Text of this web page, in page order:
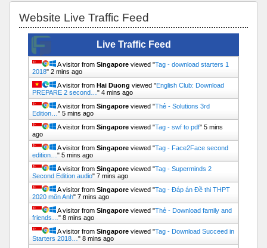
Website Live Traffic Feed
Live Traffic Feed
A visitor from Singapore viewed "Tag - download starters 1
2018" 2 mins ago
A visitor from Hai Duong viewed "English Club: Download
PREPARE 2 second… " 4 mins ago
A visitor from Singapore viewed "Thẻ - Solutions 3rd
Edition… " 5 mins ago
A visitor from Singapore viewed "Tag - swf to pdf" 5 mins
ago
A visitor from Singapore viewed "Tag - Face2Face second
edition… " 5 mins ago
A visitor from Singapore viewed "Tag - Superminds 2
Second Edition audio" 7 mins ago
A visitor from Singapore viewed "Tag - Đáp án Đề thi THPT
2020 môn Anh" 7 mins ago
A visitor from Singapore viewed "Thẻ - Download family and
friends… " 8 mins ago
A visitor from Singapore viewed "Tag - Download Succeed in
Starters 2018… " 8 mins ago